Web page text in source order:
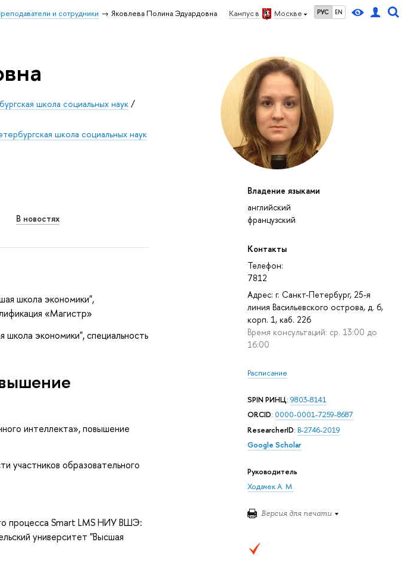
Кампус в Москве РУС EN
и сотрудники Яковлева Полина Эдуардовна
Владение языками
английский
французский
Контакты
Телефон:
7812
Адрес: г. Санкт-Петербург, 25-я
линия Васильевского острова, д. 6,
корп. 1, каб. 226
Время консультаций: ср. 13:00 до
16:00
Расписание
SPIN РИНЦ: 9803-8141
ORCID: 0000-0001-7259-8687
ResearcherID: B-2746-2019
Google Scholar
Руководитель
Ходачек А. М.
Версия для печати
школа социальных наук /
школа социальных наук
В новостях
школа экономики",
«Магистр»
школа экономики", специальность
интеллекта», повышение
участников образовательного
процесса Smart LMS НИУ ВШЭ:
университет "Высшая